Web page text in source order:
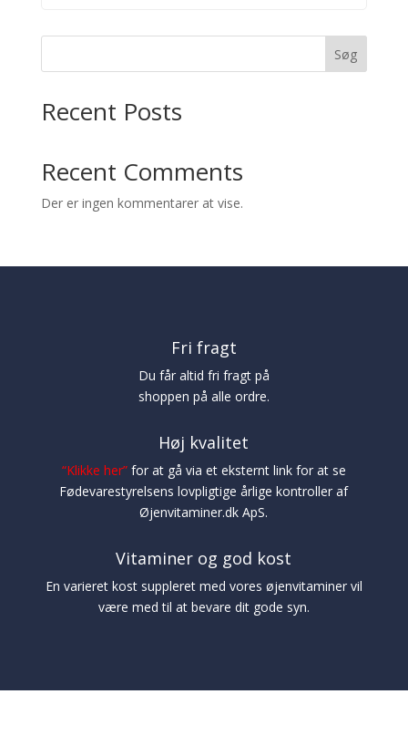
Søg
Recent Posts
Recent Comments
Der er ingen kommentarer at vise.
Fri fragt
Du får altid fri fragt på
shoppen på alle ordre.
Høj kvalitet
“Klikke her”for at gå via et eksternt link for at se
Fødevarestyrelsens lovpligtige årlige kontroller af
Øjenvitaminer.dk ApS.
Vitaminer og god kost
En varieret kost suppleret med vores øjenvitaminer vil
være med til at bevare dit gode syn.